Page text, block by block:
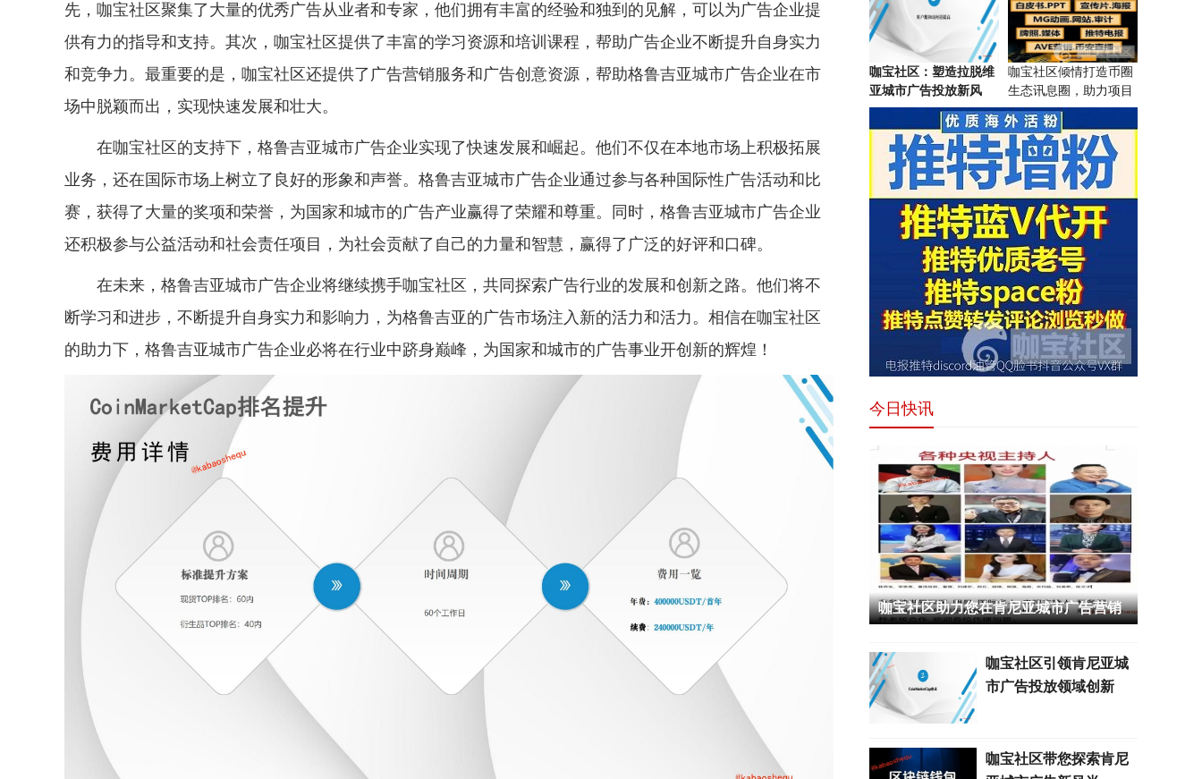
先，咖宝社区聚集了大量的优秀广告从业者和专家，他们拥有丰富的经验和独到的见解，可以为广告企业提
供有力的指导和支持。其次，咖宝社区提供了丰富的学习资源和培训课程，帮助广告企业不断提升自身实力
和竞争力。最重要的是，咖宝社区还提供了广告营销服务和广告创意资源，帮助格鲁吉亚城市广告企业在市
场中脱颖而出，实现快速发展和壮大。
在咖宝社区的支持下，格鲁吉亚城市广告企业实现了快速发展和崛起。他们不仅在本地市场上积极拓展
业务，还在国际市场上树立了良好的形象和声誉。格鲁吉亚城市广告企业通过参与各种国际性广告活动和比
赛，获得了大量的奖项和荣誉，为国家和城市的广告产业赢得了荣耀和尊重。同时，格鲁吉亚城市广告企业
还积极参与公益活动和社会责任项目，为社会贡献了自己的力量和智慧，赢得了广泛的好评和口碑。
在未来，格鲁吉亚城市广告企业将继续携手咖宝社区，共同探索广告行业的发展和创新之路。他们将不
断学习和进步，不断提升自身实力和影响力，为格鲁吉亚的广告市场注入新的活力和活力。相信在咖宝社区
的助力下，格鲁吉亚城市广告企业必将在行业中跻身巅峰，为国家和城市的广告事业开创新的辉煌！
咖宝社区：塑造拉脱维
亚城市广告投放新风
貌，引领品牌发展！
咖宝社区倾情打造币圈
生态讯息圈，助力项目
再起航！
今日快讯
咖宝社区助力您在肯尼亚城市广告营销
咖宝社区引领肯尼亚城
市广告投放领域创新
咖宝社区带您探索肯尼